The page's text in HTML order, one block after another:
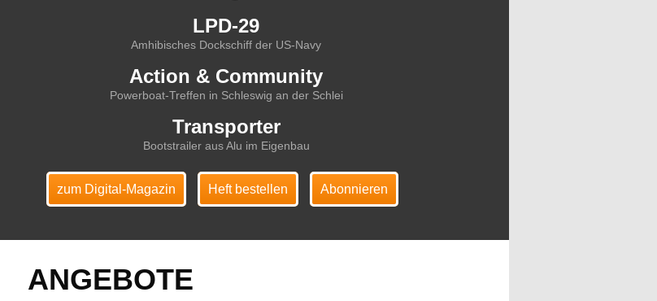
LPD-29
Amhibisches Dockschiff der US-Navy
Action & Community
Powerboat-Treffen in Schleswig an der Schlei
Transporter
Bootstrailer aus Alu im Eigenbau
zum Digital-Magazin Heft bestellen Abonnieren
ANGEBOTE